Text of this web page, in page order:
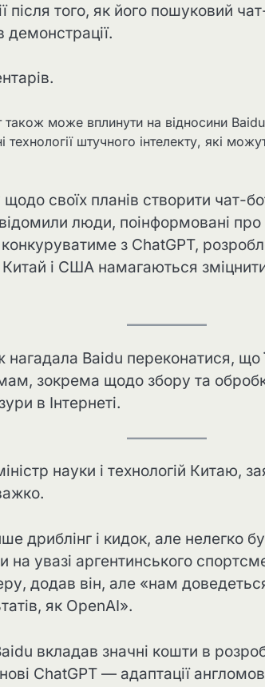
після того, як його пошуковий
демонстрації.
також може вплинути на відносини
технології штучного інтелекту, які
своїх планів створити чат-
люди, поінформовані
з ChatGPT,
і США намагаються зміцнити
нагадала Baidu переконатися, що
зокрема щодо збору та
в Інтернеті.
науки і технологій Китаю,
дриблінг і кидок, але нелегко
увазі аргентинського
додав він, але «нам
як OpenAI».
вкладав значні кошти в
ChatGPT — адаптації